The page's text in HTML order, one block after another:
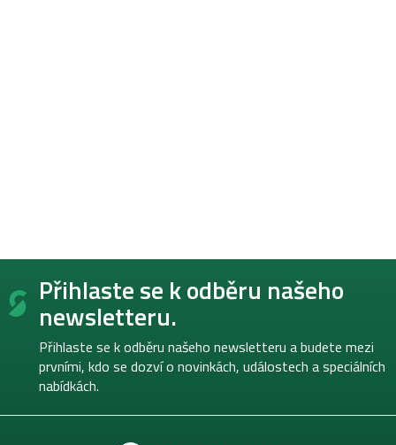
Z
Přihlaste se k odběru našeho
newsletteru.
Přihlaste se k odběru našeho newsletteru a budete mezi
prvními, kdo se dozví o novinkách, událostech a speciálních
nabídkách.